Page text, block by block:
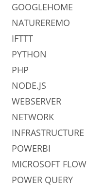
GOOGLEHOME
NATUREREMO
IFTTT
PYTHON
PHP
NODE.JS
WEBSERVER
NETWORK
INFRASTRUCTURE
POWERBI
MICROSOFT FLOW
POWER QUERY